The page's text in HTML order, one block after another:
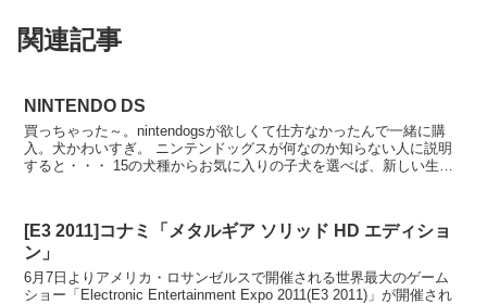
関連記事
NINTENDO DS
買っちゃった～。nintendogsが欲しくて仕方なかったんで一緒に購
入。犬かわいすぎ。 ニンテンドッグスが何なのか知らない人に説明
すると・・・ 15の犬種からお気に入りの子犬を選べば、新しい生活
[E3 2011]コナミ「メタルギア ソリッド HD エディショ
ン」
6月7日よりアメリカ・ロサンゼルスで開催される世界最大のゲーム
ショー「Electronic Entertainment Expo 2011(E3 2011)」が開催され